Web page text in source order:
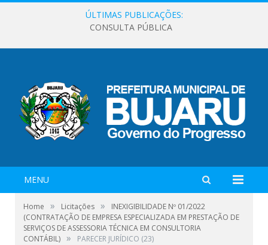
ÚLTIMAS PUBLICAÇÕES:
CONSULTA PÚBLICA
MENU
Home » Licitações »
INEXIGIBILIDADE Nº 01/2022
(CONTRATAÇÃO DE EMPRESA ESPECIALIZADA EM PRESTAÇÃO DE
SERVIÇOS DE ASSESSORIA TÉCNICA EM CONSULTORIA
CONTÁBIL) » PARECER JURÍDICO (23)